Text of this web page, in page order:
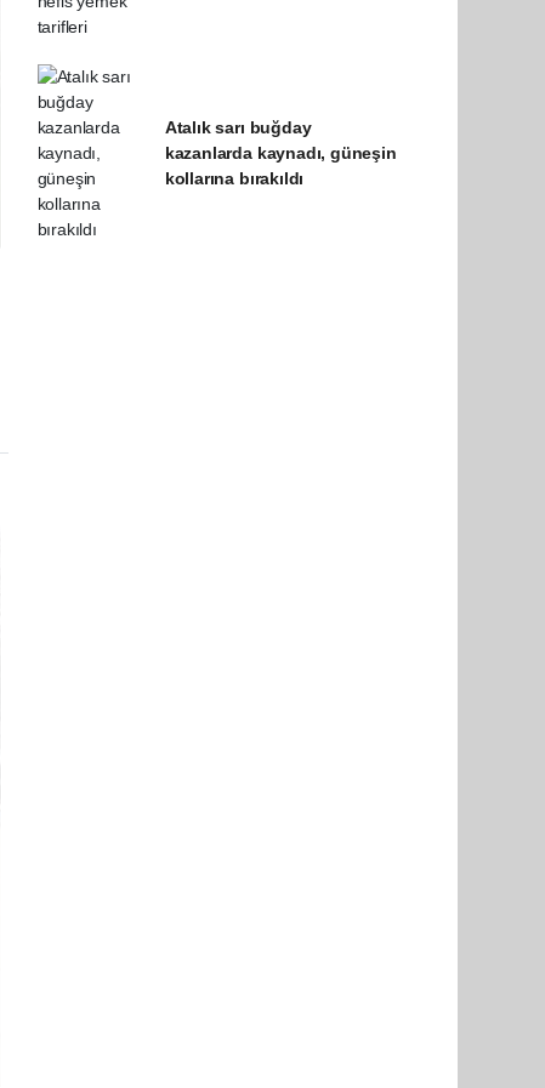
Atalık sarı buğday
kazanlarda kaynadı, güneşin
kollarına bırakıldı